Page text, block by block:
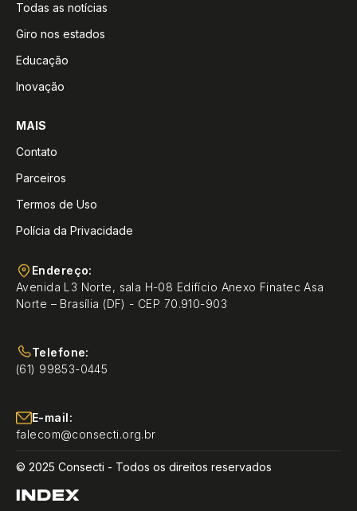
Todas as notícias
Giro nos estados
Educação
Inovação
MAIS
Contato
Parceiros
Termos de Uso
Polícia da Privacidade
Endereço:
Avenida L3 Norte, sala H-08 Edifício Anexo Finatec Asa
Norte – Brasília (DF) - CEP 70.910-903
Telefone:
(61) 99853-0445
E-mail:
falecom@consecti.org.br
© 2025 Consecti - Todos os direitos reservados